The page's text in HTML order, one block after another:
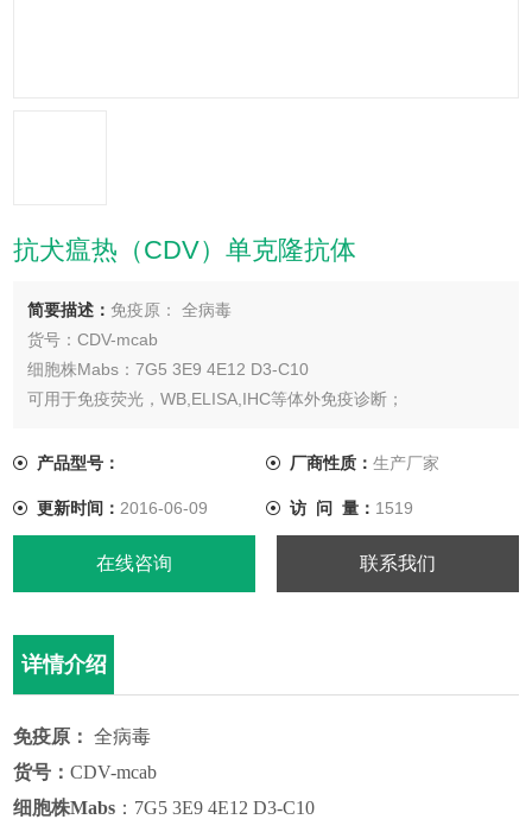
抗犬瘟热（CDV）单克隆抗体
简要描述： 免疫原： 全病毒
货号：CDV-mcab
细胞株Mabs：7G5 3E9 4E12 D3-C10
可用于免疫荧光，WB,ELISA,IHC等体外免疫诊断；
产品型号：
厂商性质： 生产厂家
更新时间： 2016-06-09 访 问 量： 1519
在线咨询 联系我们
详情介绍
免疫原 ：
全病毒
货号：CDV-mcab
细胞株Mabs ： 7G5 3E9 4E12 D3-C10